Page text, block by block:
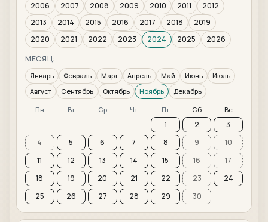
2006
2007 2008 2009 2010 2011
2012
2013
2014 2015 2016 2017 2018
2019
2020
2021 2022 2023 2024 2025
2026
МЕСЯЦ:
Январь Февраль Март Апрель Май Июнь
Июль
Август
Сентябрь Октябрь Ноябрь Декабрь
Пн Вт Ср Чт Пт Сб Вс
1 2
3
4
5 6 7 8 9
10
11
12 13 14 15 16
17
18
19 20 21 22 23
24
25
26 27 28 29 30